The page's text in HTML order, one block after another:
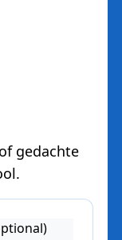
gedachte